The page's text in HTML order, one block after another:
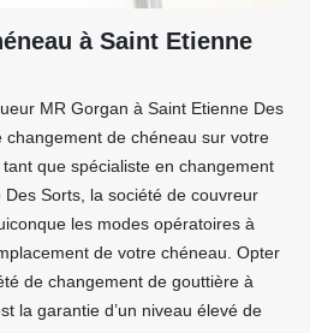
à Saint Etienne
MR Gorgan à Saint Etienne Des
de chéneau sur votre
que spécialiste en changement
Sorts, la société de couvreur
les modes opératoires à
de votre chéneau. Opter
de changement de gouttière à
la garantie d’un niveau élevé de